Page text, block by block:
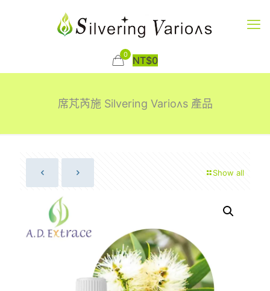
0 NT$0
席芃芮施 Silvering Varioʌs 產品
Show all